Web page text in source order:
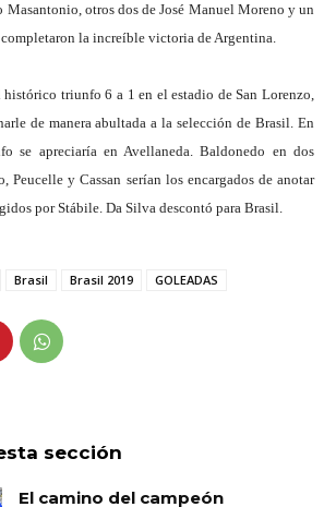
Masantonio, otros dos de José Manuel Moreno y un
la increíble victoria de Argentina.
histórico triunfo 6 a 1 en el estadio de San Lorenzo,
de manera abultada a la selección de Brasil. En
se apreciaría en Avellaneda. Baldonedo en dos
Peucelle y Cassan serían los encargados de anotar
por Stábile. Da Silva descontó para Brasil.
Brasil Brasil 2019 GOLEADAS
sección
El camino del campeón